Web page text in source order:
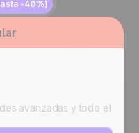
-40%)
avanzadas y todo el